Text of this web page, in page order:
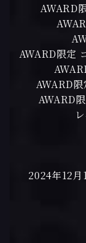
AWARD
AWARD限定
AWARD限
AWARD
2024年12